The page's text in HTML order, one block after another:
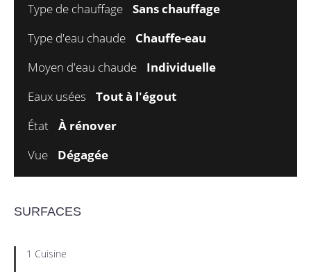
Type de chauffage
Sans chauffage
Type d'eau chaude
Chauffe-eau
Moyen d'eau chaude
Individuelle
Eaux usées
Tout à l'égout
État
À rénover
Vue
Dégagée
SURFACES
1 Cuisine